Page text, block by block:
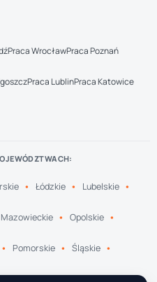
Praca WrocławPraca Poznań
Praca LublinPraca Katowice
Łódzkie Lubelskie
Mazowieckie Opolskie
Pomorskie Śląskie
Wielkopolskie